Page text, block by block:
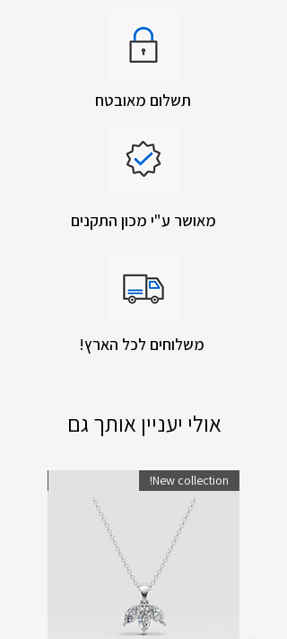
תשלום מאובטח
מאושר ע"י מכון התקנים
אולי יעניין אותך גם
New collection!